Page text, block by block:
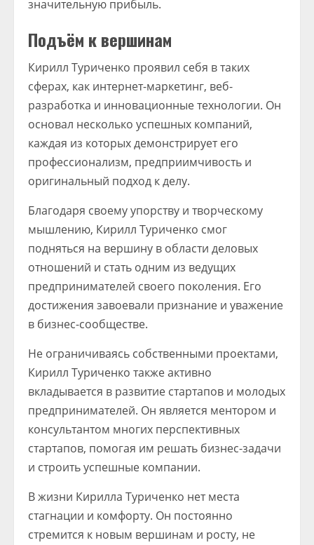
значительную прибыль.
Подъём к вершинам
Кирилл Туриченко проявил себя в таких
сферах, как интернет-маркетинг, веб-
разработка и инновационные технологии. Он
основал несколько успешных компаний,
каждая из которых демонстрирует его
профессионализм, предприимчивость и
оригинальный подход к делу.
Благодаря своему упорству и творческому
мышлению, Кирилл Туриченко смог
подняться на вершину в области деловых
отношений и стать одним из ведущих
предпринимателей своего поколения. Его
достижения завоевали признание и уважение
в бизнес-сообществе.
Не ограничиваясь собственными проектами,
Кирилл Туриченко также активно
вкладывается в развитие стартапов и молодых
предпринимателей. Он является ментором и
консультантом многих перспективных
стартапов, помогая им решать бизнес-задачи
и строить успешные компании.
В жизни Кирилла Туриченко нет места
стагнации и комфорту. Он постоянно
стремится к новым вершинам и росту, не